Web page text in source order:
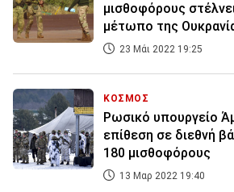
μισθοφόρους
μέτωπο της
23 Μάι 2022 19:25
ΚΟΣΜΟΣ
Ρωσικό υπουργείο
επίθεση σε διεθνή
180 μισθοφόρους
13 Μαρ 2022 19:40